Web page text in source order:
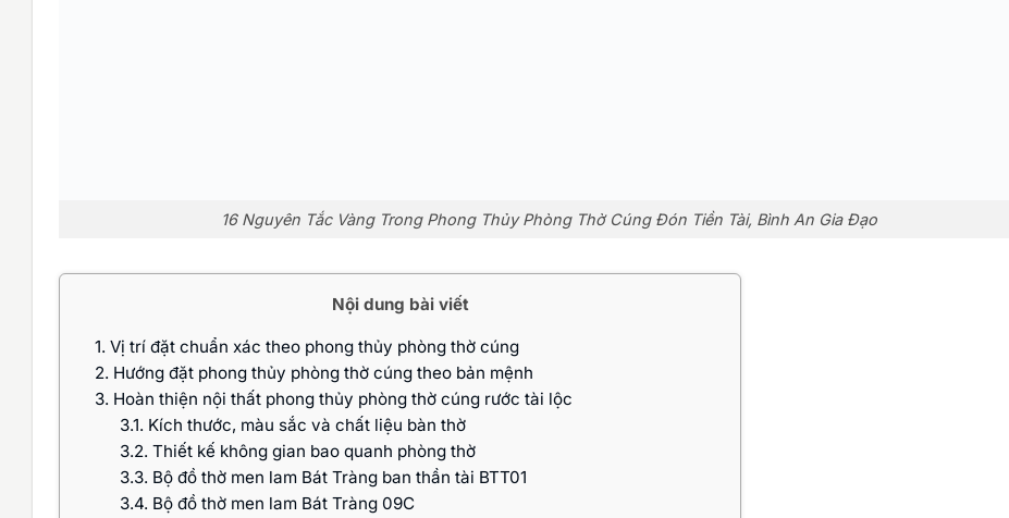
16 Nguyên Tắc Vàng Trong Phong Thủy Phòng Thờ Cúng Đón Tiền Tài, Bình An Gia Đạo
Nội dung bài viết
1. Vị trí đặt chuẩn xác theo phong thủy phòng thờ cúng
2. Hướng đặt phong thủy phòng thờ cúng theo bản mệnh
3. Hoàn thiện nội thất phong thủy phòng thờ cúng rước tài lộc
3.1. Kích thước, màu sắc và chất liệu bàn thờ
3.2. Thiết kế không gian bao quanh phòng thờ
3.3. Bộ đồ thờ men lam Bát Tràng ban thần tài BTT01
3.4. Bộ đồ thờ men lam Bát Tràng 09C